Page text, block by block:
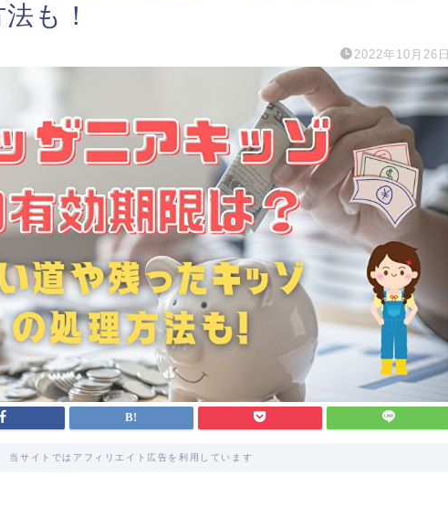
も！
2022年10月26日
当サイトではアフィリエイト広告を利用しています